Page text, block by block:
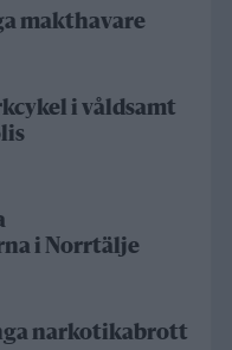
makthavare
i våldsamt
i Norrtälje
narkotikabrott